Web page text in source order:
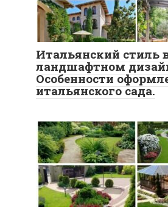
Итальянский стиль
ландшафтном
Особенности
итальянского сада.